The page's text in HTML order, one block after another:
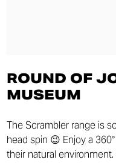
ROUND OF
MUSEUM
The Scrambler range is
head spin 😉 Enjoy a
their natural environment.